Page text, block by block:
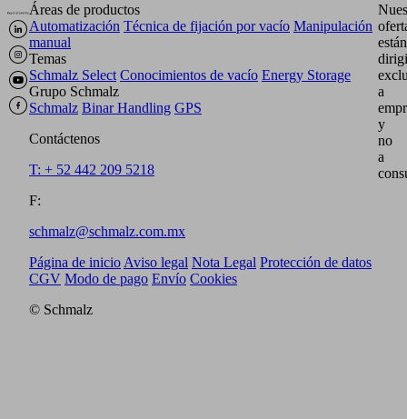
Áreas de productos
Automatización Técnica de fijación por vacío Manipulación
manual
Temas
Schmalz Select Conocimientos de vacío Energy Storage
Grupo Schmalz
Schmalz Binar Handling GPS
Contáctenos
T: + 52 442 209 5218
F:
schmalz@schmalz.com.mx
están
a
y
no
a
Página de inicio Aviso legal Nota Legal Protección de datos
CGV Modo de pago Envío Cookies
© Schmalz